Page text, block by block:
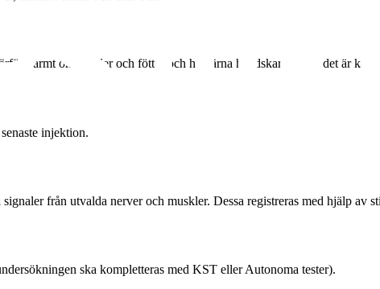
varmt om händer och fötter och ha gärna handskar på, om det är
injektion.
från utvalda nerver och muskler. Dessa registreras med hjälp av
ska kompletteras med KST eller Autonoma tester).